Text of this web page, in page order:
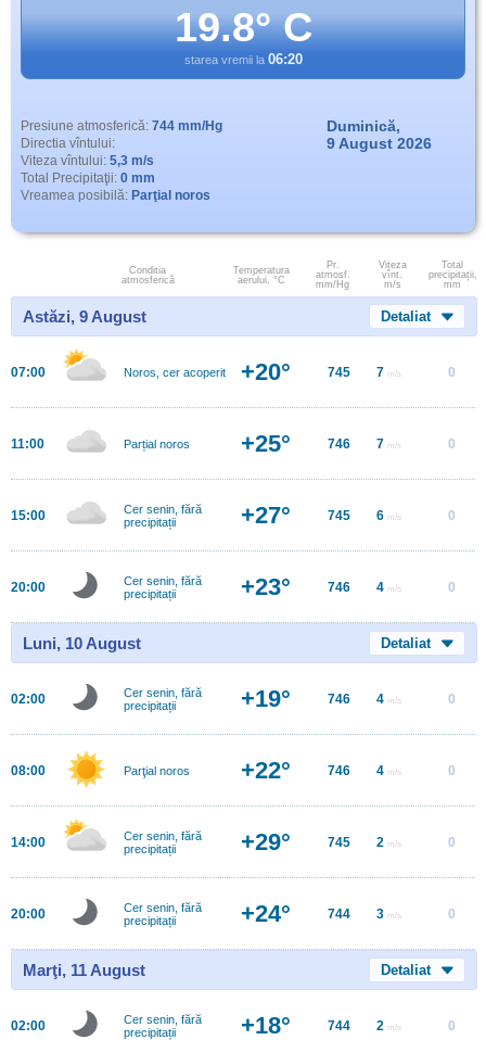
19.8° C
starea vremii la 06:20
Presiune atmosferică: 744 mm/Hg
Directia vîntului:
Viteza vîntului: 5,3 m/s
Total Precipitaţii: 0 mm
Vreamea posibilă: Parţial noros
Duminică,
9 August 2026
Conditia
atmosferică
Temperatura
aerului, °C
Pr.
atmosf.
mm/Hg
Viteza
vînt.
m/s
Total
precipitații,
mm
Astăzi, 9 August Detaliat
07:00 Noros, cer acoperit +20° 745 7 m/s 0
11:00 Parțial noros +25° 746 7 m/s 0
15:00
Cer senin, fără
precipitații
+27° 745 6 m/s 0
20:00
Cer senin, fără
precipitații
+23° 746 4 m/s 0
Luni, 10 August Detaliat
02:00
Cer senin, fără
precipitații
+19° 746 4 m/s 0
08:00 Parţial noros +22° 746 4 m/s 0
14:00
Cer senin, fără
precipitații
+29° 745 2 m/s 0
20:00
Cer senin, fără
precipitații
+24° 744 3 m/s 0
Marţi, 11 August Detaliat
02:00
Cer senin, fără
precipitații
+18° 744 2 m/s 0